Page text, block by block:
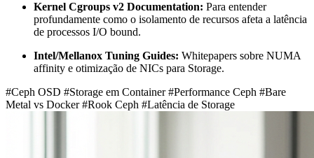
Kernel Cgroups v2 Documentation: Para entender
profundamente como o isolamento de recursos afeta a latência
de processos I/O bound.
Intel/Mellanox Tuning Guides: Whitepapers sobre NUMA
affinity e otimização de NICs para Storage.
#Ceph OSD #Storage em Container#Performance Ceph #Bare
Metal vs Docker#Rook Ceph #Latência de Storage